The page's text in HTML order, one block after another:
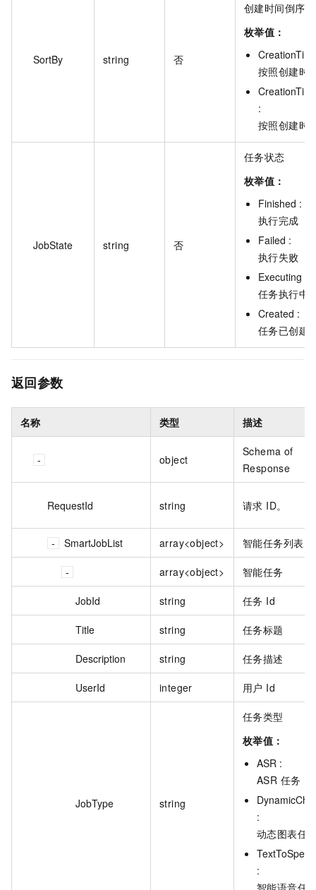
SortBy string 否
创建时间倒序
枚举值：
按照创建时
:
按照创建时
JobState string 否
任务状态
枚举值：
Finished :
执行完成
Failed :
执行失败
Executing :
任务执行中
Created :
任务已创建
返回参数
名称 类型 描述
object
Schema of
Response
RequestId string 请求 ID。
SmartJobList array<object> 智能任务列表
array<object> 智能任务
JobId string 任务 Id
Title string 任务标题
Description string 任务描述
UserId integer 用户 Id
JobType string
任务类型
枚举值：
ASR :
ASR 任务
:
动态图表任
:
智能语音任